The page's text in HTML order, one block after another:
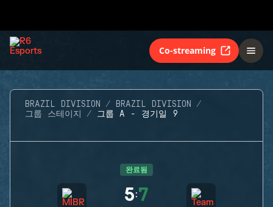
Co-streaming
BRAZIL DIVISION
BRAZIL DIVISION
그룹 스테이지
그룹 A - 경기일 9
완료됨
5:7